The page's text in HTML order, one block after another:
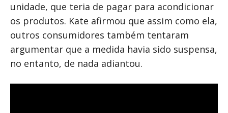
unidade, que teria de pagar para acondicionar
os produtos. Kate afirmou que assim como ela,
outros consumidores também tentaram
argumentar que a medida havia sido suspensa,
no entanto, de nada adiantou.